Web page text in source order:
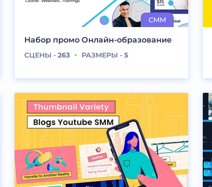
Набор промо Онлайн-образование
СЦЕНЫ -263 РАЗМЕРЫ -5